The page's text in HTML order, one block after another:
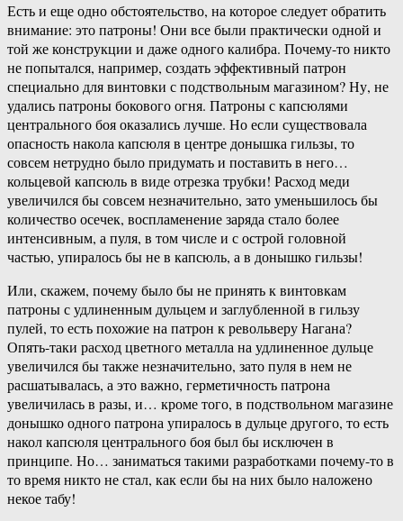
Есть и еще одно обстоятельство, на которое следует обратить
внимание: это патроны! Они все были практически одной и
той же конструкции и даже одного калибра. Почему-то никто
не попытался, например, создать эффективный патрон
специально для винтовки с подствольным магазином? Ну, не
удались патроны бокового огня. Патроны с капсюлями
центрального боя оказались лучше. Но если существовала
опасность накола капсюля в центре донышка гильзы, то
совсем нетрудно было придумать и поставить в него…
кольцевой капсюль в виде отрезка трубки! Расход меди
увеличился бы совсем незначительно, зато уменьшилось бы
количество осечек, воспламенение заряда стало более
интенсивным, а пуля, в том числе и с острой головной
частью, упиралось бы не в капсюль, а в донышко гильзы!
Или, скажем, почему было бы не принять к винтовкам
патроны с удлиненным дульцем и заглубленной в гильзу
пулей, то есть похожие на патрон к револьверу Нагана?
Опять-таки расход цветного металла на удлиненное дульце
увеличился бы также незначительно, зато пуля в нем не
расшатывалась, а это важно, герметичность патрона
увеличилась в разы, и… кроме того, в подствольном магазине
донышко одного патрона упиралось в дульце другого, то есть
накол капсюля центрального боя был бы исключен в
принципе. Но… заниматься такими разработками почему-то в
то время никто не стал, как если бы на них было наложено
некое табу!